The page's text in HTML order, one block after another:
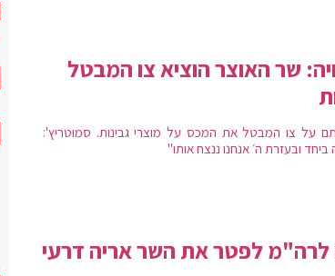
שר האוצר הוציא צו המבטל
על צו המבטל את המכס על מוצרי גבינות. סמוטריץ':
ובעזרת ה׳ אנחנו ננצח אותו"
לרה"מ לפטר את השר אריה דרעי